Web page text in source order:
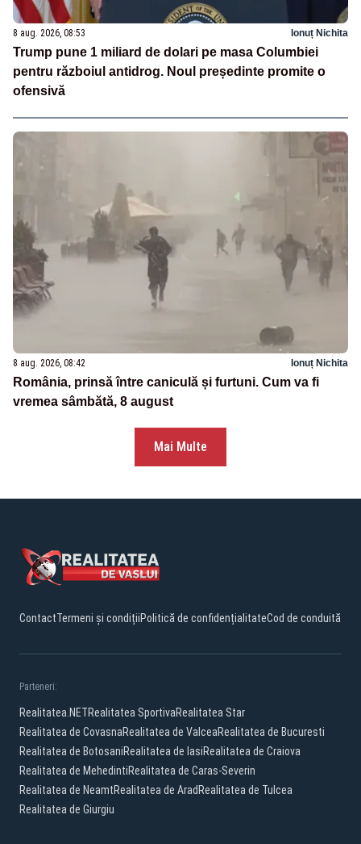
8 aug. 2026, 08:53 Ionuț Nichita
Trump pune 1 miliard de dolari pe masa Columbiei
pentru războiul antidrog. Noul președinte promite o
ofensivă
8 aug. 2026, 08:42 Ionuț Nichita
România, prinsă între caniculă și furtuni. Cum va fi
vremea sâmbătă, 8 august
Mai Multe
ContactTermeni și condițiiPolitică de confidențialitateCod de conduită
Parteneri:
Realitatea.NETRealitatea SportivaRealitatea Star
Realitatea de CovasnaRealitatea de ValceaRealitatea de Bucuresti
Realitatea de BotosaniRealitatea de IasiRealitatea de Craiova
Realitatea de MehedintiRealitatea de Caras-Severin
Realitatea de NeamtRealitatea de Arad Realitatea de Tulcea
Realitatea de Giurgiu